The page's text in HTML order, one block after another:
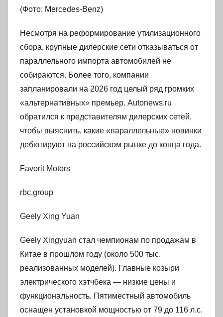
(Фото: Mercedes-Benz)
Несмотря на реформирование утилизационного
сбора, крупные дилерские сети отказываться от
параллельного импорта автомобилей не
собираются. Более того, компании
запланировали на 2026 год целый ряд громких
«альтернативных» премьер. Autonews.ru
обратился к представителям дилерских сетей,
чтобы выяснить, какие «параллельные» новинки
дебютируют на российском рынке до конца года.
Favorit Motors
rbc.group
Geely Xing Yuan
Geely Xingyuan стал чемпионам по продажам в
Китае в прошлом году (около 500 тыс.
реализованных моделей). Главные козыри
электрического хэтчбека — низкие цены и
функциональность. Пятиместный автомобиль
оснащен установкой мощностью от 79 до 116 л.с.